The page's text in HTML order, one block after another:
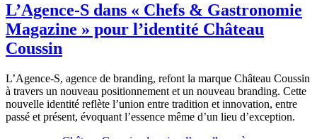
L’Agence-S dans « Chefs & Gastronomie
Magazine » pour l’identité Château
Coussin
L’Agence-S, agence de branding, refont la marque Château Coussin
à travers un nouveau positionnement et un nouveau branding. Cette
nouvelle identité reflète l’union entre tradition et innovation, entre
passé et présent, évoquant l’essence même d’un lieu d’exception.